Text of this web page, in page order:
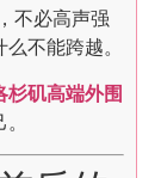
不必高声强
不能跨越。
杉矶高端外围